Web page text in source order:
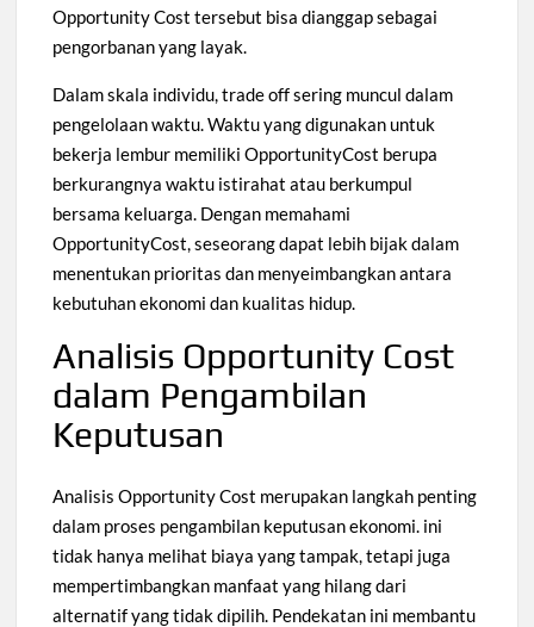
Opportunity Cost tersebut bisa dianggap sebagai
pengorbanan yang layak.
Dalam skala individu, trade off sering muncul dalam
pengelolaan waktu. Waktu yang digunakan untuk
bekerja lembur memiliki OpportunityCost berupa
berkurangnya waktu istirahat atau berkumpul
bersama keluarga. Dengan memahami
OpportunityCost, seseorang dapat lebih bijak dalam
menentukan prioritas dan menyeimbangkan antara
kebutuhan ekonomi dan kualitas hidup.
Analisis Opportunity Cost
dalam Pengambilan
Keputusan
Analisis Opportunity Cost merupakan langkah penting
dalam proses pengambilan keputusan ekonomi. ini
tidak hanya melihat biaya yang tampak, tetapi juga
mempertimbangkan manfaat yang hilang dari
alternatif yang tidak dipilih. Pendekatan ini membantu